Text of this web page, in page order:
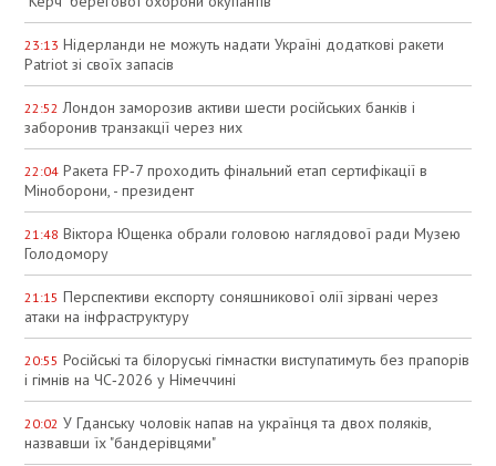
23:13 Нідерланди не можуть надати Україні додаткові ракети
Patriot зі своїх запасів
22:52 Лондон заморозив активи шести російських банків і
заборонив транзакції через них
22:04 Ракета FP‑7 проходить фінальний етап сертифікації в
Міноборони, - президент
21:48 Віктора Ющенка обрали головою наглядової ради Музею
Голодомору
21:15 Перспективи експорту соняшникової олії зірвані через
атаки на інфраструктуру
20:55 Російські та білоруські гімнастки виступатимуть без прапорів
і гімнів на ЧС‑2026 у Німеччині
20:02 У Гданську чоловік напав на українця та двох поляків,
назвавши їх "бандерівцями"